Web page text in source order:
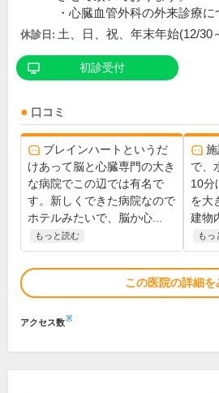
・心臓血管外科の外来診療
休診日: 土、日、祝、年末年始(12/30
初診受付
口コミ
ブレインハートというだ
けあって脳と心臓専門の大き
な病院でこの辺では有名で
す。新しくできた病院なので
ホテルみたいで、脳か心...
もっと読む
で、
10分
を大
建物
もっ
この医院の詳細を
アクセス数※